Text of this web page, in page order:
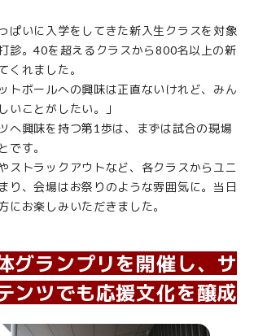
ぱいに入学をしてきた新入生クラスを対象
診。40を超えるクラスから800名以上の新
くれました。
トボールへの興味は正直ないけれど、みん
いことがしたい。」
へ興味を持つ第1歩は、まずは試合の現場
です。
ストラックアウトなど、各クラスからユニ
り、会場はお祭りのような雰囲気に。当日
にお楽しみいただきました。
グランプリを開催し、サ
ンツでも応援文化を醸成